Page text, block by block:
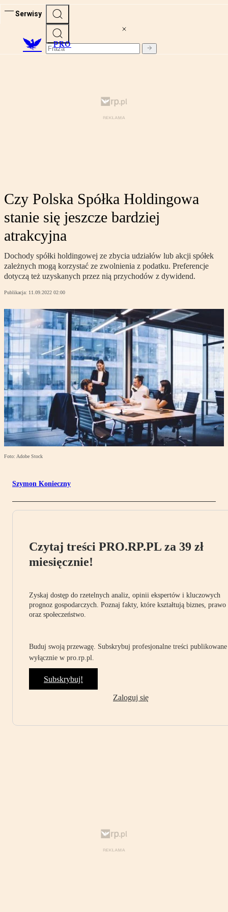
Serwisy
PRO
Czy Polska Spółka Holdingowa
stanie się jeszcze bardziej
atrakcyjna
Dochody spółki holdingowej ze zbycia udziałów lub akcji spółek
zależnych mogą korzystać ze zwolnienia z podatku. Preferencje
dotyczą też uzyskanych przez nią przychodów z dywidend.
Publikacja: 11.09.2022 02:00
Foto: Adobe Stock
Szymon Konieczny
Czytaj treści PRO.RP.PL za 39 zł
miesięcznie!
Zyskaj dostęp do rzetelnych analiz, opinii ekspertów i kluczowych
prognoz gospodarczych. Poznaj fakty, które kształtują biznes, prawo
oraz społeczeństwo.
Buduj swoją przewagę. Subskrybuj profesjonalne treści publikowane
wyłącznie w pro.rp.pl.
Subskrybuj!
Zaloguj się